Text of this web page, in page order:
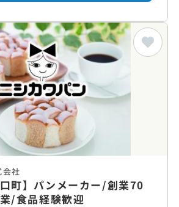
社
口町】パンメーカー/創業70
/食品経験歓迎